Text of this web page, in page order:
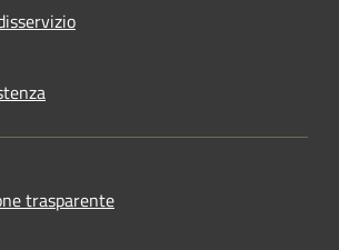
trasparente